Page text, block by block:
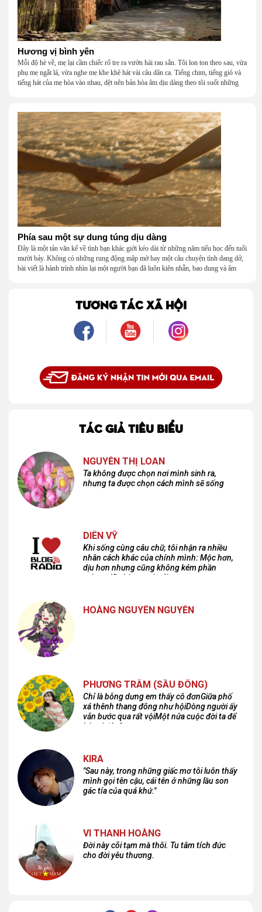
Hương vị bình yên
Mỗi độ hè về, mẹ lại cầm chiếc rổ tre ra vườn hái rau sắn. Tôi lon ton theo sau, vừa
phụ mẹ ngắt lá, vừa nghe mẹ khe khẽ hát vài câu dân ca. Tiếng chim, tiếng gió và
tiếng hát của mẹ hòa vào nhau, dệt nên bản hòa âm dịu dàng theo tôi suốt những
Phía sau một sự dung túng dịu dàng
Đây là một tản văn kể về tình bạn khác giới kéo dài từ những năm tiểu học đến tuổi
mười bảy. Không có những rung động mập mờ hay một câu chuyện tình dang dở,
bài viết là hành trình nhìn lại một người bạn đã luôn kiên nhẫn, bao dung và âm
là một mối tình, mà là một người luôn cho tôi quyền được là chính mình.
TƯƠNG TÁC XÃ HỘI
TÁC GIẢ TIÊU BIỂU
NGUYỄN THỊ LOAN
Ta không được chọn nơi mình sinh ra,
nhưng ta được chọn cách mình sẽ sống
DIÊN VỸ
Khi sống cùng câu chữ, tôi nhận ra nhiều
nhân cách khác của chính mình: Mộc hơn,
dịu hơn nhưng cũng không kém phần
cuồng dã và hoang hoải...
HOÀNG NGUYÊN NGUYỄN
PHƯƠNG TRÂM (SẦU ĐÔNG)
Chỉ là bỗng dưng em thấy cô đơnGiữa phố
xá thênh thang đông như hộiDòng người ấy
vẫn bước qua rất vộiMột nửa cuộc đời ta để
lại nơi đâu?
KIRA
"Sau này, trong những giấc mơ tôi luôn thấy
mình gọi tên cậu, cái tên ở những lầu son
gác tía của quá khứ."
VI THANH HOÀNG
Đời này cõi tạm mà thôi. Tu tâm tích đức
cho đời yêu thương.